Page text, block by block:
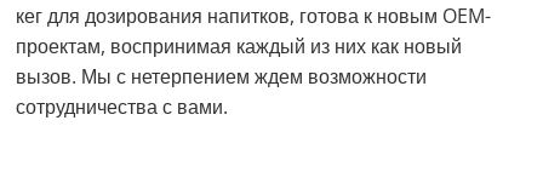
кег для дозирования напитков, готова к новым OEM-
проектам, воспринимая каждый из них как новый
вызов. Мы с нетерпением ждем возможности
сотрудничества с вами.